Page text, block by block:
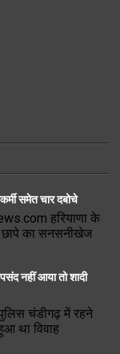
समेत चार दबोचे
हरियाणा के
छापे का सनसनीखेज
नहीं आया तो शादी
चंडीगढ़ में रहने
था विवाह